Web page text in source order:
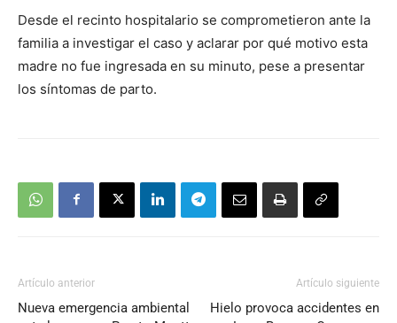
Desde el recinto hospitalario se comprometieron ante la
familia a investigar el caso y aclarar por qué motivo esta
madre no fue ingresada en su minuto, pese a presentar
los síntomas de parto.
Artículo anterior
Nueva emergencia ambiental
Artículo siguiente
Hielo provoca accidentes en